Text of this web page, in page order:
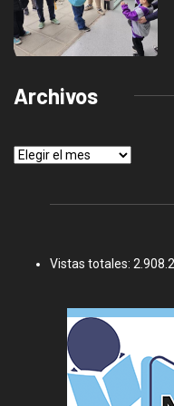
Archivos
Archivos
Vistas totales: